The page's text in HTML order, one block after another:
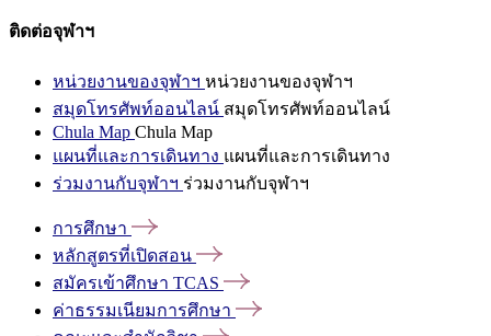
ติดต่อจุฬาฯ
หน่วยงานของจุฬาฯ หน่วยงานของจุฬาฯ
สมุดโทรศัพท์ออนไลน์ สมุดโทรศัพท์ออนไลน์
Chula Map Chula Map
แผนที่และการเดินทาง แผนที่และการเดินทาง
ร่วมงานกับจุฬาฯ ร่วมงานกับจุฬาฯ
การศึกษา
หลักสูตรที่เปิดสอน
สมัครเข้าศึกษา TCAS
ค่าธรรมเนียมการศึกษา